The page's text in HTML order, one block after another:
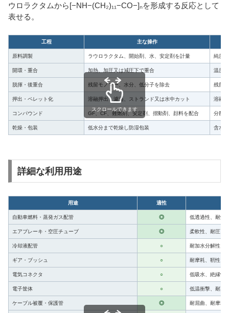
ウロラクタムから[−NH−(CH₂)₁₁−CO−]ₙを形成する反応として
表せる。
工程 主な操作
原料調製 ラウロラクタム、開始剤、水、安定剤を計量 純度
開環・重合 加熱、加圧又は減圧下で重合 温度
脱揮・後重合 残留モノマー、水分、低分子を除去 残留
押出・ペレット化 溶融押出、濾過、ストランド又は水中カット 溶融
コンパウンド GF、CF、難燃剤、安定剤、摺動剤、顔料を配合 分散
乾燥・包装 低水分まで乾燥し防湿包装 含水
スクロールできます
詳細な利用用途
用途 適性
自動車燃料・蒸発ガス配管 ◎ 低透過性、耐燃
エアブレーキ・空圧チューブ ◎ 柔軟性、耐圧、
冷却液配管 ○ 耐加水分解性と
ギア・ブッシュ ○ 耐摩耗、靭性、
電気コネクタ ○ 低吸水、絶縁性
電子筐体 ○ 低温衝撃、耐薬
ケーブル被覆・保護管 ◎ 耐屈曲、耐摩耗